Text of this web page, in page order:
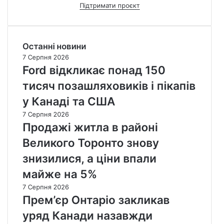
Підтримати проєкт
Останні новини
7 Серпня 2026
Ford відкликає понад 150
тисяч позашляховиків і пікапів
у Канаді та США
7 Серпня 2026
Продажі житла в районі
Великого Торонто знову
знизилися, а ціни впали
майже на 5%
7 Серпня 2026
Прем’єр Онтаріо закликав
уряд Канади назавжди